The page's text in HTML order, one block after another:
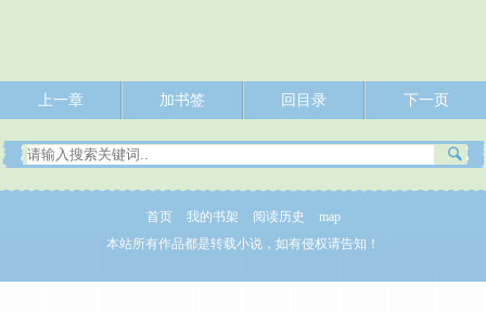
上一章 加书签 回目录 下一页
首页 我的书架 阅读历史
map
本站所有作品都是转载小说，如有侵权请告知！